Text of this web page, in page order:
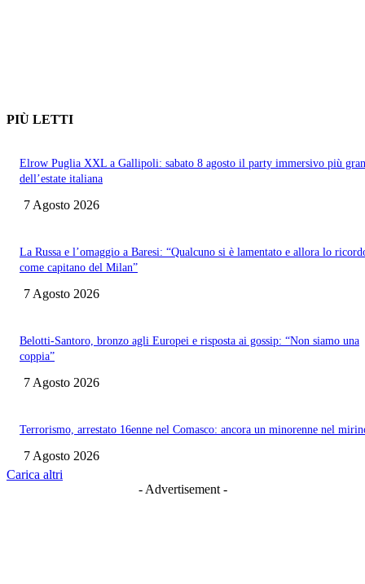
PIÙ LETTI
Elrow Puglia XXL a Gallipoli: sabato 8 agosto il party immersivo più
dell’estate italiana
7 Agosto 2026
La Russa e l’omaggio a Baresi: “Qualcuno si è lamentato e allora lo
come capitano del Milan”
7 Agosto 2026
Belotti-Santoro, bronzo agli Europei e risposta ai gossip: “Non siamo una
coppia”
7 Agosto 2026
Terrorismo, arrestato 16enne nel Comasco: ancora un minorenne nel
7 Agosto 2026
Carica altri
- Advertisement -